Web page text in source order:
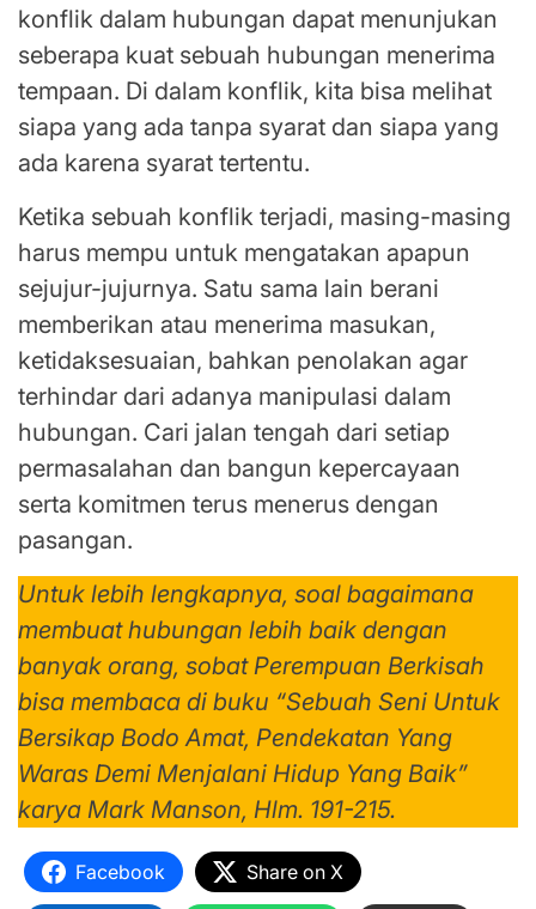
konflik dalam hubungan dapat menunjukan
seberapa kuat sebuah hubungan menerima
tempaan. Di dalam konflik, kita bisa melihat
siapa yang ada tanpa syarat dan siapa yang
ada karena syarat tertentu.
Ketika sebuah konflik terjadi, masing-masing
harus mempu untuk mengatakan apapun
sejujur-jujurnya. Satu sama lain berani
memberikan atau menerima masukan,
ketidaksesuaian, bahkan penolakan agar
terhindar dari adanya manipulasi dalam
hubungan. Cari jalan tengah dari setiap
permasalahan dan bangun kepercayaan
serta komitmen terus menerus dengan
pasangan.
Untuk lebih lengkapnya, soal bagaimana
membuat hubungan lebih baik dengan
banyak orang, sobat Perempuan Berkisah
bisa membaca di buku “Sebuah Seni Untuk
Bersikap Bodo Amat, Pendekatan Yang
Waras Demi Menjalani Hidup Yang Baik”
karya Mark Manson, Hlm. 191-215.
Facebook Share on X